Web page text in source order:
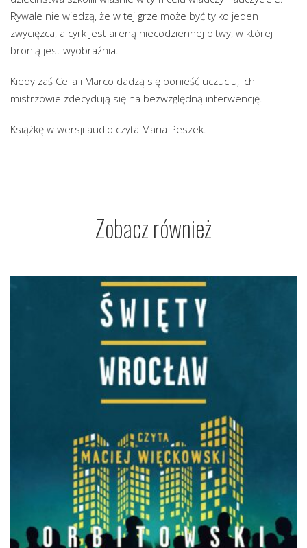
Rywale nie wiedzą, że w tej grze może być tylko jeden
zwycięzca, a cyrk jest areną niecodziennej bitwy, w której
bronią jest wyobraźnia.
Kiedy zaś Celia i Marco dadzą się ponieść uczuciu, ich
mistrzowie zdecydują się na bezwzględną interwencję.
Książkę w wersji audio czyta Maria Peszek.
Zobacz również